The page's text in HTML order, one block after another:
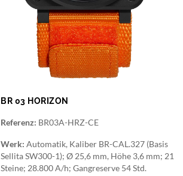
BR 03 HORIZON
Referenz: BR03A-HRZ-CE
Werk: Automatik, Kaliber BR-CAL.327 (Basis
Sellita SW300-1); Ø 25,6 mm, Höhe 3,6 mm; 21
Steine; 28.800 A/h; Gangreserve 54 Std.